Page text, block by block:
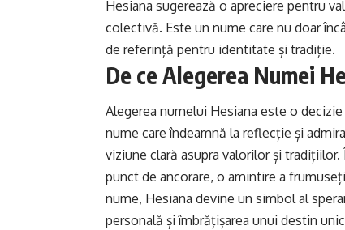
Hesiana sugerează o apreciere pentru
colectivă. Este un nume care nu doar
de referință pentru identitate și tradiție.
De ce Alegerea Numei
Alegerea numelui Hesiana este o
nume care îndeamnă la reflecție și
viziune clară asupra valorilor și
punct de ancorare, o amintire a
nume, Hesiana devine un simbol al
personală și îmbrățișarea unui destin